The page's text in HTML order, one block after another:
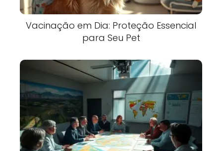
Vacinação em Dia: Proteção Essencial
para Seu Pet